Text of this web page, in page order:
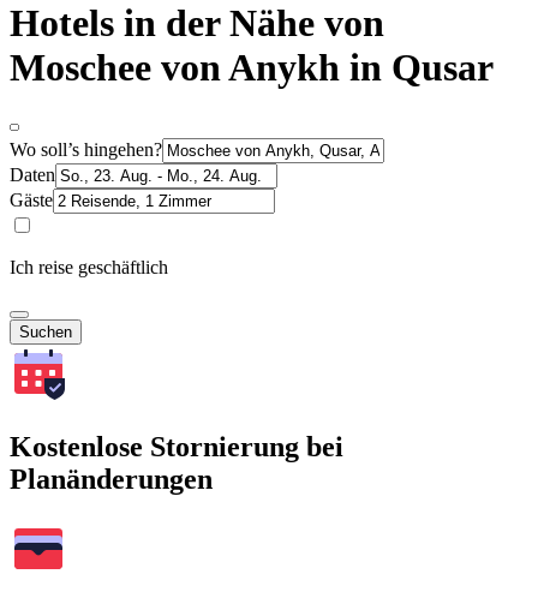
Hotels in der Nähe von
Moschee von Anykh in Qusar
Wo soll’s hingehen?
Daten
Gäste
Ich reise geschäftlich
Suchen
Kostenlose Stornierung bei
Planänderungen